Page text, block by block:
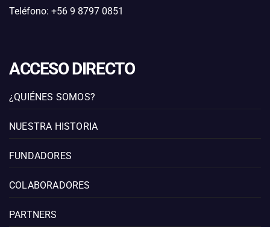
Teléfono: +56 9 8797 0851
ACCESO DIRECTO
¿QUIÉNES SOMOS?
NUESTRA HISTORIA
FUNDADORES
COLABORADORES
PARTNERS